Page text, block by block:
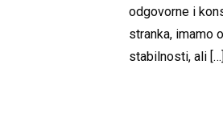
odgovorne i
stranka, imamo
stabilnosti, ali[…]